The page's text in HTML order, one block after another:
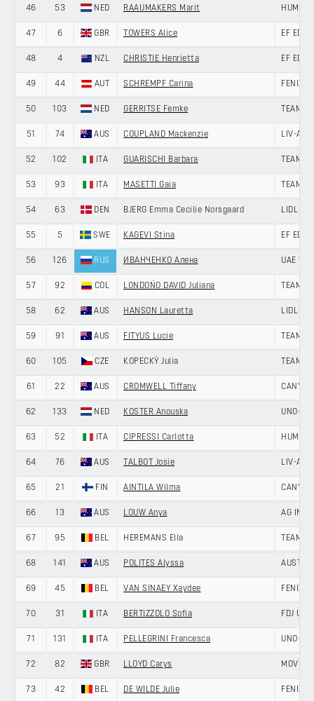
46 53 NED RAAIJMAKERS Marit HUMAN
47 6 GBR TOWERS Alice EF
48 4 NZL CHRISTIE Henrietta EF
49 44 AUT SCHREMPF Carina FENIX-
50 103 NED GERRITSE Femke TEAM
51 74 AUS COUPLAND Mackenzie LIV-
52 102 ITA GUARISCHI Barbara TEAM
53 93 ITA MASETTI Gaia TEAM
54 63 DEN BJERG Emma Cecilie Norsgaard LIDL -
55 5 SWE KAGEVI Stina EF
56 126 RUS ИВАНЧЕНКО Алена UAE
57 92 COL LONDOÑO DAVID Juliana TEAM
58 62 AUS HANSON Lauretta LIDL -
59 91 AUS FITYUS Lucie TEAM
60 105 CZE KOPECKÝ Julia TEAM
61 22 AUS CROMWELL Tiffany
62 133 NED KOSTER Anouska UNO-X
63 52 ITA CIPRESSI Carlotta HUMAN
64 76 AUS TALBOT Josie LIV-
65 21 FIN AINTILA Wilma
66 13 AUS LOUW Anya AG
67 95 BEL HEREMANS Ella TEAM
68 141 AUS POLITES Alyssa
69 45 BEL VAN SINAEY Xaydee FENIX-
70 31 ITA BERTIZZOLO Sofia FDJ
71 131 ITA PELLEGRINI Francesca UNO-X
72 82 GBR LLOYD Carys
73 42 BEL DE WILDE Julie FENIX-